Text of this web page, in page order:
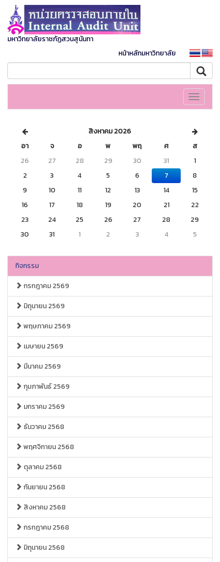
มหาวิทยาลัยราชภัฏสวนสุนันทา
หน้าหลักมหาวิทยาลัย
Toggle
สิงหาคม 2026
อา
จ อ พ พฤ ศ
ส
26
27 28 29 30 31
1
2
3 4 5 6 7
8
9
10 11 12 13 14
15
16
17 18 19 20 21
22
23
24 25 26 27 28
29
30
31 1 2 3 4 5
กิจกรรม
กรกฎาคม 2569
มิถุนายน 2569
พฤษภาคม 2569
เมษายน 2569
มีนาคม 2569
กุมภาพันธ์ 2569
มกราคม 2569
ธันวาคม 2568
พฤศจิกายน 2568
ตุลาคม 2568
กันยายน 2568
สิงหาคม 2568
กรกฎาคม 2568
มิถุนายน 2568